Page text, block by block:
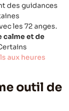
des guidances
les 72 anges.
calme et de
aux heures
outil de